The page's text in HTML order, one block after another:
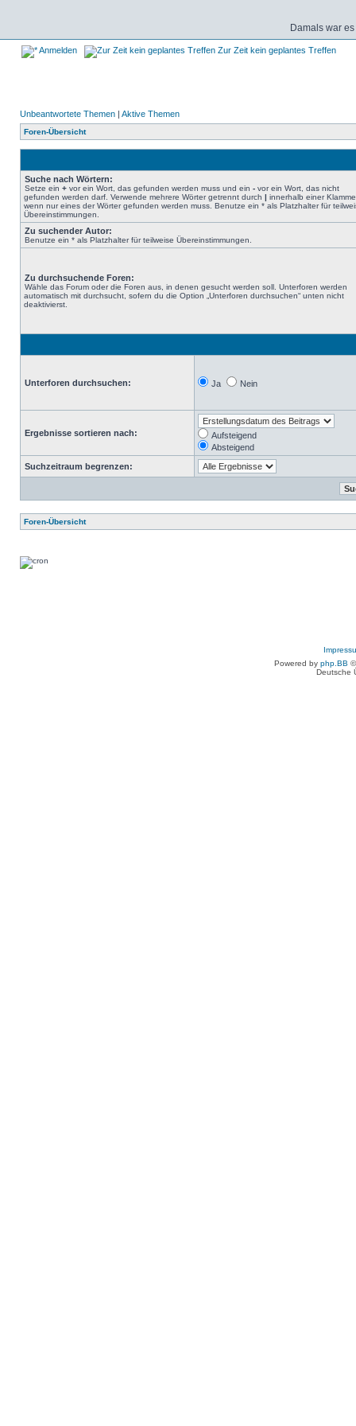
Damals war
Anmelden Zur Zeit kein geplantes Treffen
Unbeantwortete Themen | Aktive Themen
Foren-Übersicht
Suche nach Wörtern:
Setze ein + vor ein Wort, das gefunden werden muss und ein - vor ein Wort, das nicht
gefunden werden darf. Verwende mehrere Wörter getrennt durch | innerhalb einer
wenn nur eines der Wörter gefunden werden muss. Benutze ein * als Platzhalter für
Übereinstimmungen.
Zu suchender Autor:
Benutze ein * als Platzhalter für teilweise Übereinstimmungen.
Zu durchsuchende Foren:
Wähle das Forum oder die Foren aus, in denen gesucht werden soll. Unterforen werden
automatisch mit durchsucht, sofern du die Option „Unterforen durchsuchen“ unten nicht
deaktivierst.
Unterforen durchsuchen: Ja Nein
Ergebnisse sortieren nach:
Aufsteigend
Absteigend
Suchzeitraum begrenzen:
Foren-Übersicht
Powered by php.BB
Deutsche